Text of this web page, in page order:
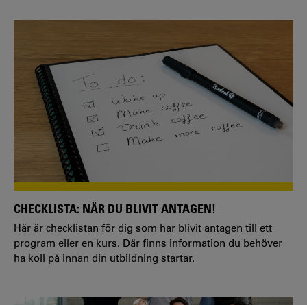
CHECKLISTA: NÄR DU BLIVIT ANTAGEN!
Här är checklistan för dig som har blivit antagen till ett
program eller en kurs. Där finns information du behöver
ha koll på innan din utbildning startar.